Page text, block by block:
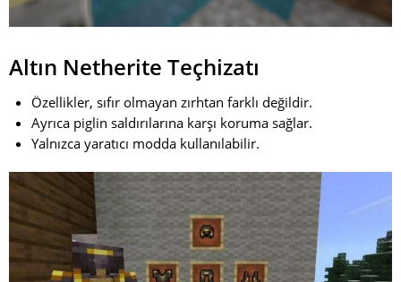
Altın Netherite Teçhizatı
Özellikler, sıfır olmayan zırhtan farklı değildir.
Ayrıca piglin saldırılarına karşı koruma sağlar.
Yalnızca yaratıcı modda kullanılabilir.